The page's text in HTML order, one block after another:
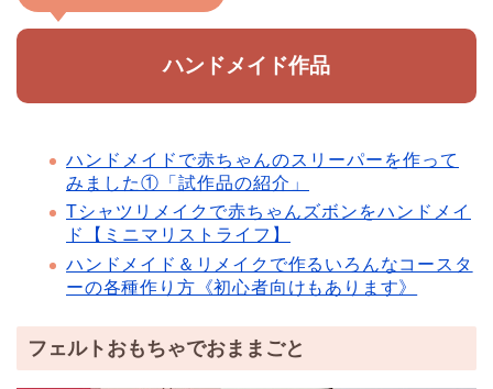
ハンドメイド作品
ハンドメイドで赤ちゃんのスリーパーを作って
みました①「試作品の紹介」
Tシャツリメイクで赤ちゃんズボンをハンドメイ
ド【ミニマリストライフ】
ハンドメイド＆リメイクで作るいろんなコースタ
ーの各種作り方《初心者向けもあります》
フェルトおもちゃでおままごと